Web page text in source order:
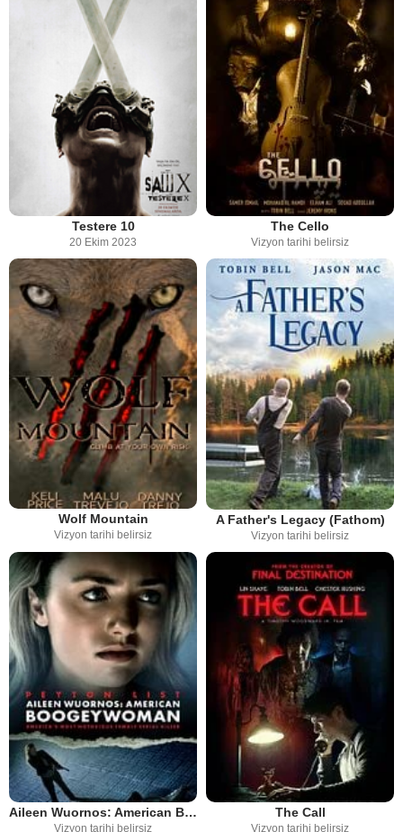
Testere 10
20 Ekim 2023
The Cello
Vizyon tarihi belirsiz
Wolf Mountain
Vizyon tarihi belirsiz
A Father's Legacy (Fathom)
Vizyon tarihi belirsiz
Aileen Wuornos: American Boogeywoman
Vizyon tarihi belirsiz
The Call
Vizyon tarihi belirsiz